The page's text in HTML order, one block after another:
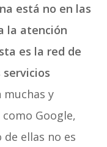
está no en las
la atención
es la red de
y
Google,
ellas no es